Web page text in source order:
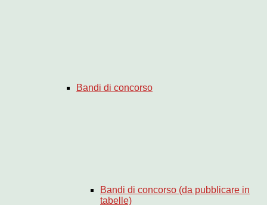
Bandi di concorso
Bandi di concorso (da pubblicare in
tabelle)